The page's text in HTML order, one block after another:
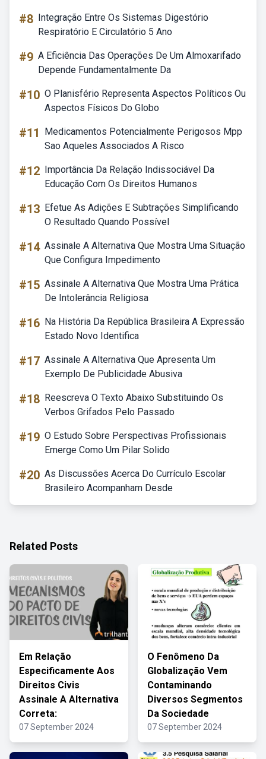
#8 Integração Entre Os Sistemas Digestório
Respiratório E Circulatório 5 Ano
#9 A Eficiência Das Operações De Um Almoxarifado
Depende Fundamentalmente Da
#10 O Planisfério Representa Aspectos Políticos Ou
Aspectos Físicos Do Globo
#11
Medicamentos Potencialmente Perigosos Mpp
Sao Aqueles Associados A Risco
#12 Importância Da Relação Indissociável Da
Educação Com Os Direitos Humanos
#13 Efetue As Adições E Subtrações Simplificando
O Resultado Quando Possível
#14 Assinale A Alternativa Que Mostra Uma Situação
Que Configura Impedimento
#15 Assinale A Alternativa Que Mostra Uma Prática
De Intolerância Religiosa
#16 Na História Da República Brasileira A Expressão
Estado Novo Identifica
#17 Assinale A Alternativa Que Apresenta Um
Exemplo De Publicidade Abusiva
#18 Reescreva O Texto Abaixo Substituindo Os
Verbos Grifados Pelo Passado
#19 O Estudo Sobre Perspectivas Profissionais
Emerge Como Um Pilar Solido
#20 As Discussões Acerca Do Currículo Escolar
Brasileiro Acompanham Desde
Related Posts
Em Relação
Especificamente Aos
Direitos Civis
Assinale A Alternativa
Correta:
07 September 2024
O Fenômeno Da
Globalização Vem
Contaminando
Diversos Segmentos
Da Sociedade
07 September 2024